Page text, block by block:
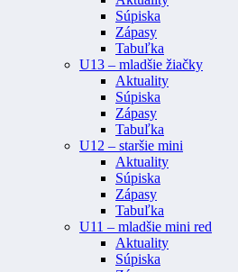
Súpiska
Zápasy
Tabuľka
U13 – mladšie žiačky
Aktuality
Súpiska
Zápasy
Tabuľka
U12 – staršie mini
Aktuality
Súpiska
Zápasy
Tabuľka
U11 – mladšie mini red
Aktuality
Súpiska